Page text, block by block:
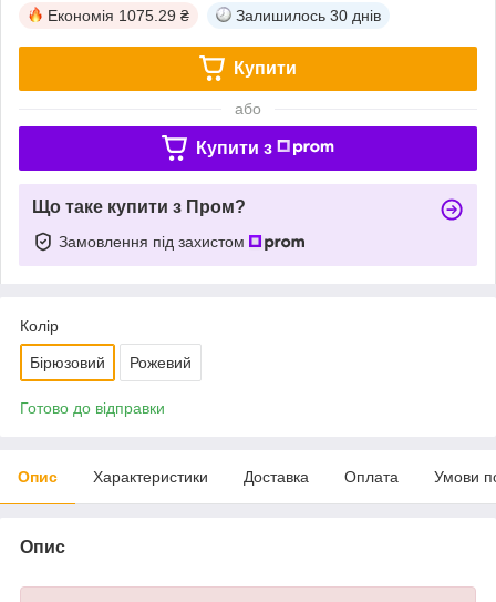
Економія 1075.29 ₴ Залишилось 30 днів
Купити
або
Купити з
Що таке купити з Пром?
Замовлення під захистом
Колір
Бірюзовий Рожевий
Готово до відправки
Опис Характеристики Доставка Оплата Умови
Опис